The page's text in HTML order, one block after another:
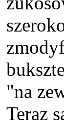
"na
Teraz